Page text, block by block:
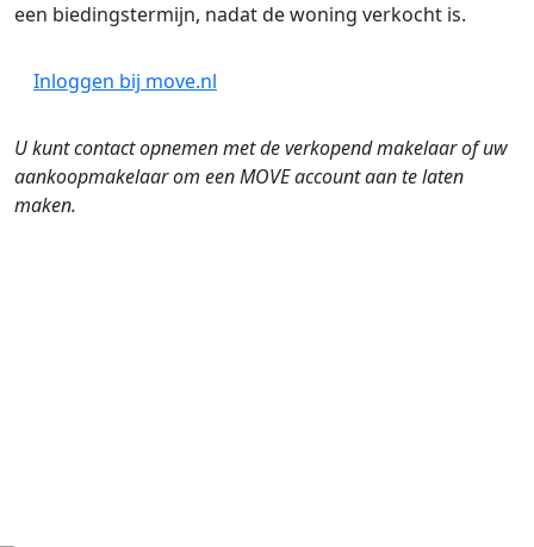
een biedingstermijn, nadat de woning verkocht is.
Inloggen bij move.nl
U kunt contact opnemen met de verkopend makelaar of uw
aankoopmakelaar om een MOVE account aan te laten
maken.